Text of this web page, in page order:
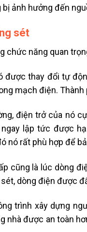
ảnh hưởng đến
sét
chức năng quan
được thay đổi tự
mạch điện.
điện trở của nó
lập tức được
nó rất phù hợp để
cũng là lúc dòng
dòng điện được
trình xây dựng
nhà được an toàn